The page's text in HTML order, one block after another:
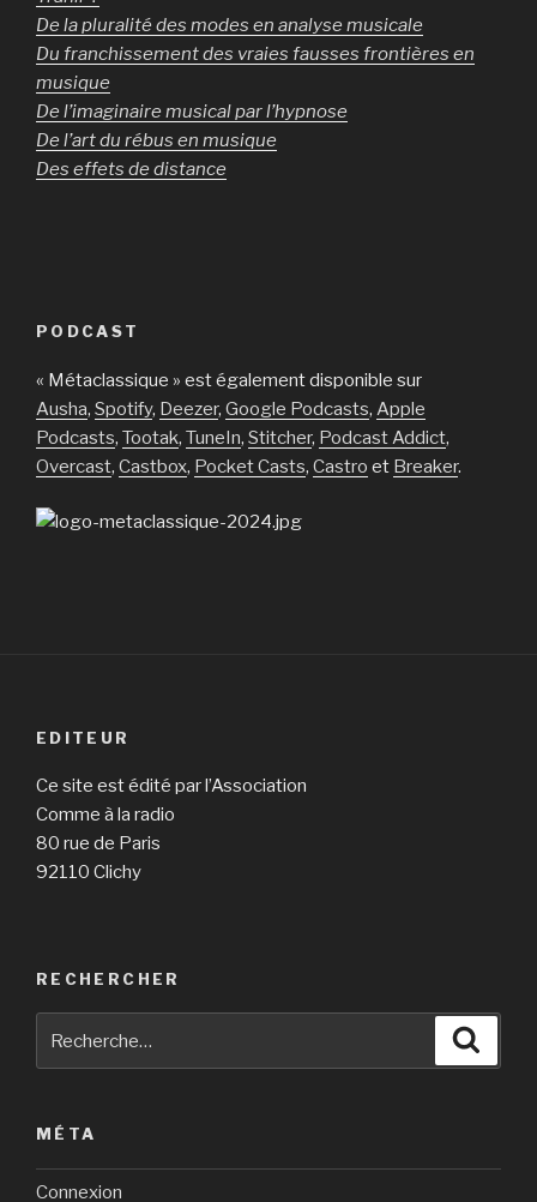
De la pluralité des modes en analyse musicale
Du franchissement des vraies fausses frontières en
musique
De l’imaginaire musical par l’hypnose
De l’art du rébus en musique
Des effets de distance
PODCAST
« Métaclassique » est également disponible sur
Ausha, Spotify, Deezer, Google Podcasts, Apple
Podcasts, Tootak, TuneIn, Stitcher, Podcast Addict,
Overcast, Castbox, Pocket Casts, Castro et Breaker.
EDITEUR
Ce site est édité par l’Association
Comme à la radio
80 rue de Paris
92110 Clichy
RECHERCHER
MÉTA
Connexion